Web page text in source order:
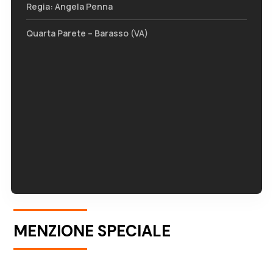
Regia: Angela Penna
Quarta Parete – Barasso (VA)
MENZIONE SPECIALE